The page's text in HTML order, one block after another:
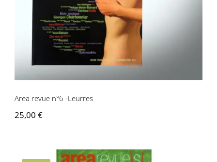
Area revue n°6 -Leurres
25,00 €